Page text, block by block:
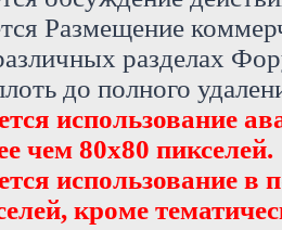
Размещение
разделах
до полного
использование
чем 80х80 пикселей.
использование в
кроме